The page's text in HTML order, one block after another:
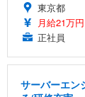
東京都
月給21万
正社員
サーバーエン